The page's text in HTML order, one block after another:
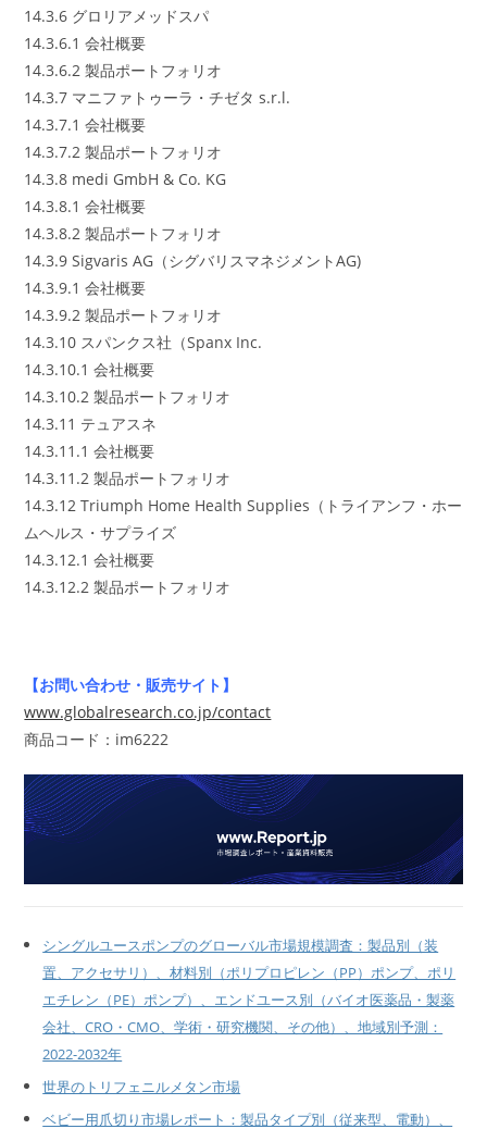
14.3.6 グロリアメッドスパ
14.3.6.1 会社概要
14.3.6.2 製品ポートフォリオ
14.3.7 マニファトゥーラ・チゼタ s.r.l.
14.3.7.1 会社概要
14.3.7.2 製品ポートフォリオ
14.3.8 medi GmbH & Co. KG
14.3.8.1 会社概要
14.3.8.2 製品ポートフォリオ
14.3.9 Sigvaris AG（シグバリスマネジメントAG)
14.3.9.1 会社概要
14.3.9.2 製品ポートフォリオ
14.3.10 スパンクス社（Spanx Inc.
14.3.10.1 会社概要
14.3.10.2 製品ポートフォリオ
14.3.11 テュアスネ
14.3.11.1 会社概要
14.3.11.2 製品ポートフォリオ
14.3.12 Triumph Home Health Supplies（トライアンフ・ホー
ムヘルス・サプライズ
14.3.12.1 会社概要
14.3.12.2 製品ポートフォリオ
【お問い合わせ・販売サイト】
www.globalresearch.co.jp/contact
商品コード：im6222
シングルユースポンプのグローバル市場規模調査：製品別（装
置、アクセサリ）、材料別（ポリプロピレン（PP）ポンプ、ポリ
エチレン（PE）ポンプ）、エンドユース別（バイオ医薬品・製薬
会社、CRO・CMO、学術・研究機関、その他）、地域別予測：
2022-2032年
世界のトリフェニルメタン市場
ベビー用爪切り市場レポート：製品タイプ別（従来型、電動）、